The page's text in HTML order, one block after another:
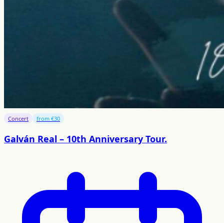
Concert from €30
Galván Real – 10th Anniversary Tour.